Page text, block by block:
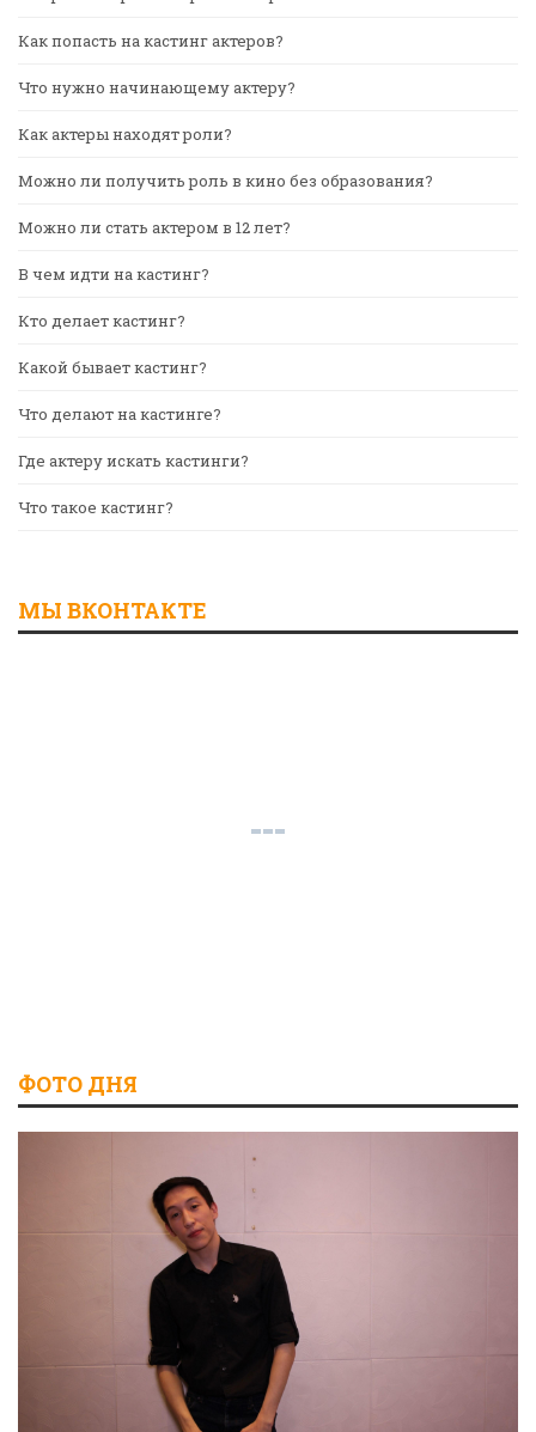
Как попасть на кастинг актеров?
Что нужно начинающему актеру?
Как актеры находят роли?
Можно ли получить роль в кино без образования?
Можно ли стать актером в 12 лет?
В чем идти на кастинг?
Кто делает кастинг?
Какой бывает кастинг?
Что делают на кастинге?
Где актеру искать кастинги?
Что такое кастинг?
МЫ ВКОНТАКТЕ
ФОТО ДНЯ